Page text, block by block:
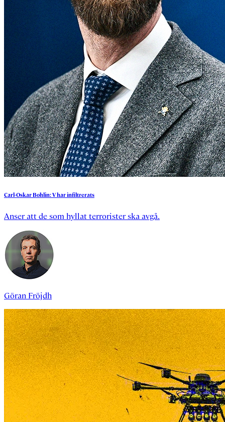
Carl-OskarBohlin:Vharinfiltrerats
Anser att de som hyllat terrorister ska avgå.
Göran Fröjdh